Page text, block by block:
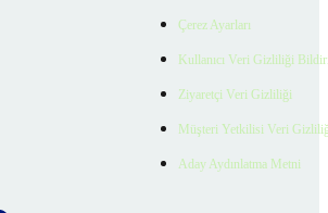
Çerez Ayarları
Kullanıcı Veri Gizliliği
Ziyaretçi Veri Gizliliği
Müşteri Yetkilisi Veri
Aday Aydınlatma Metni